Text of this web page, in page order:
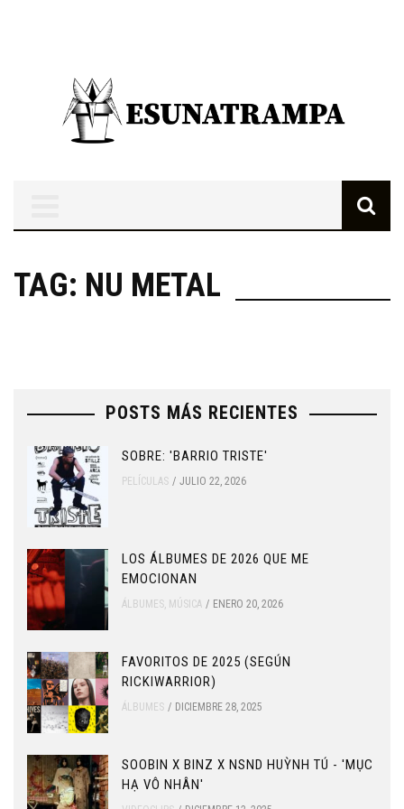
TAG: NU METAL
POSTS MÁS RECIENTES
SOBRE: 'BARRIO TRISTE'
PELÍCULAS JULIO 22, 2026
LOS ÁLBUMES DE 2026 QUE ME
EMOCIONAN
ÁLBUMES, MÚSICA ENERO 20, 2026
FAVORITOS DE 2025 (SEGÚN
RICKIWARRIOR)
ÁLBUMES DICIEMBRE 28, 2025
SOOBIN X BINZ X NSND HUỲNH TÚ - 'MỤC
HẠ VÔ NHÂN'